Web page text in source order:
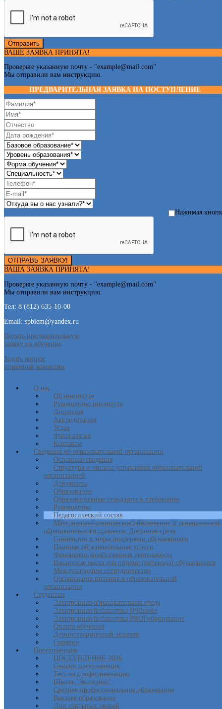
Отправить
ВАШЕ ЗАЯВКА ПРИНЯТА!
Проверьте указанную почту - "example@mail.com"
Мы отправили вам инструкцию.
ПРЕДВАРИТЕЛЬНАЯ ЗАЯВКА НА ПОСТУПЛЕНИЕ
Нажимая
ОТПРАВЬ ЗАЯВКУ!
ВАША ЗАЯВКА ПРИНЯТА!
Проверьте указанную почту - "example@mail.com"
Мы отправили вам инструкцию.
Тел: 8 (812) 635-10-00
Email: spbiem@yandex.ru
Подать предварительную
заявку на обучение
Задать вопрос
приемной комиссии
О нас
Об институте
Руководство института
Лицензия
Аккредитация
Устав
Фотогалерея
Контакты
Сведения об образовательной организации
Основные сведения
Структура и органы управления образовательной
организацией
Документы
Образование
Образовательные стандарты и требования
Руководство
Педагогический состав
Материально-техническое обеспечение и оснащенность
образовательного процесса. Досупная среда
Стипендии и меры поддержки обучающихся
Платные образовательные услуги
Финансово-хозяйственная деятельность
Вакантные места для приема (перевода) обучающихся
Международное сотрудничество
Организация питания в образовательной
организации
Студентам
Электронная образовательная среда
Электронная библиотека IPRbooks
Электронная библиотека PROFобразование
Оплата обучения
Демонстрационный экзамен
Справки
Поступающим
ПОСТУПЛЕНИЕ 2026
Списки поступающих
Тест на профориентацию
Школа "Экстернат"
Среднее профессиональное образование
Высшее образование
Дни открытых дверей